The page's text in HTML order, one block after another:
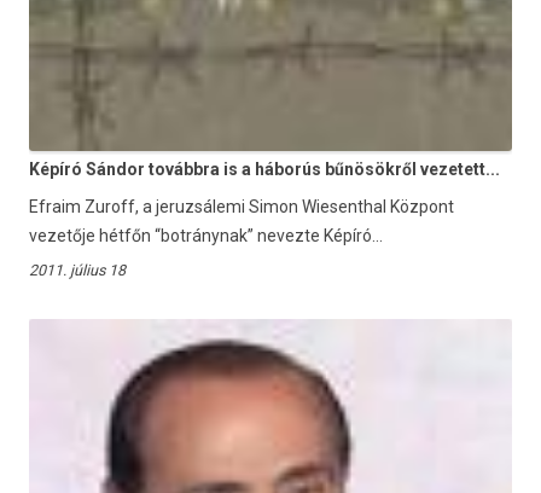
Képíró Sándor továbbra is a háborús bűnösökről vezetett...
Efraim Zuroff, a jeruzsálemi Simon Wiesenthal Központ
vezetője hétfőn “botránynak” nevezte Képíró...
2011. július 18